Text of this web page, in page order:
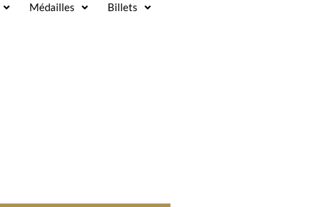
Médailles Billets